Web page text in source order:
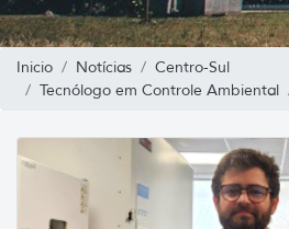
Inicio Notícias
Centro-Sul
Tecnólogo em Controle Ambiental